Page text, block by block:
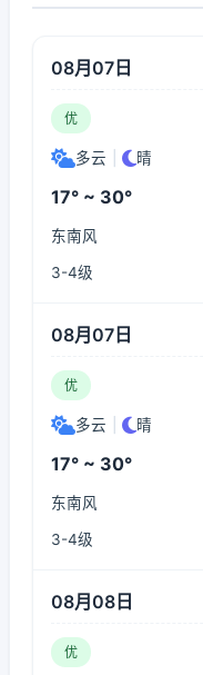
08月07日
优
多云 晴
17° ~ 30°
东南风
3-4级
08月07日
优
多云 晴
17° ~ 30°
东南风
3-4级
08月08日
优